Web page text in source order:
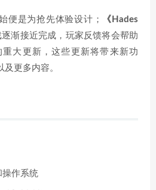
便是为抢先体验设计；
《Hades
渐接近完成，玩家反馈将会帮助
大更新，这些更新将带来新功
更多内容。
操作系统